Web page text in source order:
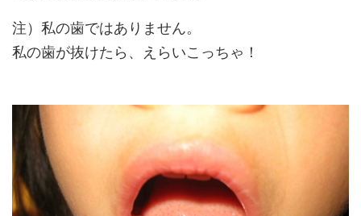
注）私の歯ではありません。
私の歯が抜けたら、えらいこっちゃ！